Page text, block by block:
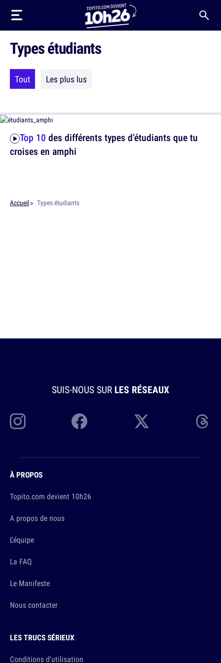
Types étudiants
Tout Les plus lus
Top 10 des différents types d’étudiants que tu
croises en amphi
Accueil Types étudiants
SUIS-NOUS SUR LES RÉSEAUX
À PROPOS
Topito.com devient 10h26
A propos de nous
L'équipe
La FAQ
Le Manifeste
Nous contacter
LES TRUCS SÉRIEUX
Conditions d'utilisation